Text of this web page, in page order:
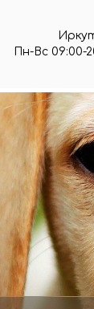
Пн-Вс